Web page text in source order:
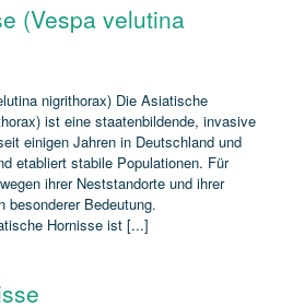
(Vespa velutina
nigrithorax) Die Asiatische
ist eine staatenbildende, invasive
einigen Jahren in Deutschland und
etabliert stabile Populationen. Für
ihrer Neststandorte und ihrer
besonderer Bedeutung.
Hornisse ist [...]